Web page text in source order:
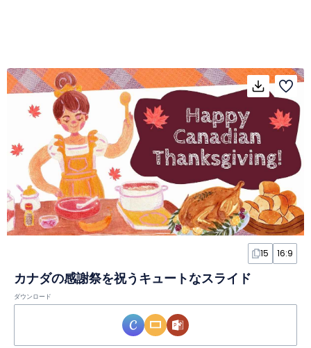
15 16:9
カナダの感謝祭を祝うキュートなスライド
ダウンロード